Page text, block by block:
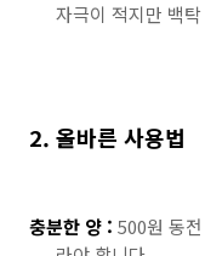
자극이 적지만 백
2. 올바른 사용법
충분한 양 : 500원 동